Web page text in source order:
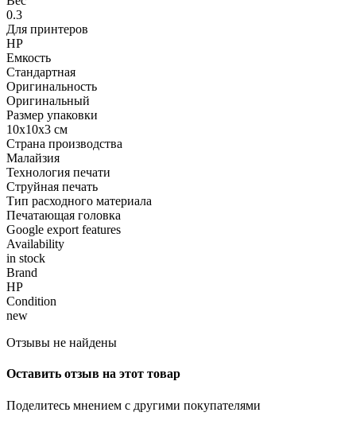
0.3
Для принтеров
HP
Емкость
Стандартная
Оригинальность
Оригинальный
Размер упаковки
10x10x3 см
Страна производства
Малайзия
Технология печати
Струйная печать
Тип расходного материала
Печатающая головка
Google export features
Availability
in stock
Brand
HP
Condition
new
Отзывы не найдены
Оставить отзыв на этот товар
Поделитесь мнением с другими покупателями